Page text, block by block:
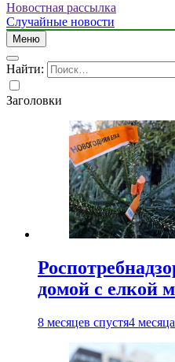
Just another WordPress site
Новостная рассылка
Случайные новости
Меню
Найти:
Заголовки
домой с елкой
8 месяцев спустя4